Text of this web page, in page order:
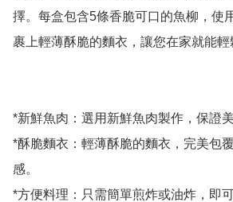
擇。每盒包含5條香脆可口的魚柳，使
裹上輕薄酥脆的麵衣，讓您在家就能輕
*新鮮魚肉：選用新鮮魚肉製作，保證美
*酥脆麵衣：輕薄酥脆的麵衣，完美包
感。
*方便料理：只需簡單煎炸或油炸，即